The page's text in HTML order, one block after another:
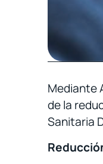
Mediante
de la
Sanitaria